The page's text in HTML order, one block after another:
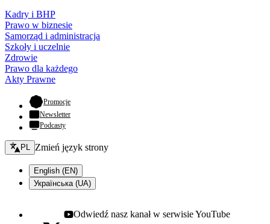
Kadry i BHP
Prawo w biznesie
Samorząd i administracja
Szkoły i uczelnie
Zdrowie
Prawo dla każdego
Akty Prawne
Promocje- otwiera się w nowej karcie
Newsletter
Podcasty
Zmień język - bieżący:
PL Zmień język strony
English (EN)
Українська (UA)
Youtube - otwiera się w nowej karcie
Odwiedź nasz kanał w serwisie YouTube